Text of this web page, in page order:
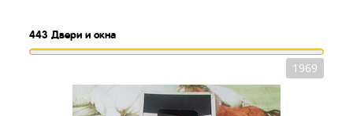
443 Двери и окна
1969